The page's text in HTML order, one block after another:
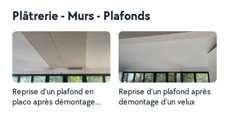
Plâtrerie - Murs - Plafonds
Reprise d’un plafond en
placo après démontage
Reprise d’un plafond après
démontage d’un velux